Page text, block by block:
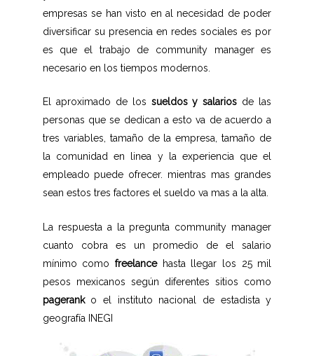
empresas se han visto en al necesidad de poder
diversificar su presencia en redes sociales es por
es que el trabajo de community manager es
necesario en los tiempos modernos.
El aproximado de los sueldos y salarios de las
personas que se dedican a esto va de acuerdo a
tres variables, tamaño de la empresa, tamaño de
la comunidad en linea y la experiencia que el
empleado puede ofrecer. mientras mas grandes
sean estos tres factores el sueldo va mas a la alta.
La respuesta a la pregunta community manager
cuanto cobra es un promedio de el salario
mínimo comofreelancehasta llegar los 25 mil
pesos mexicanos según diferentes sitios como
pageranko el instituto nacional de estadista y
geografía INEGI